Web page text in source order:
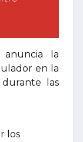
anuncia la
en la
las
los